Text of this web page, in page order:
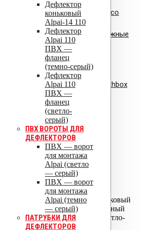
Дефлектор
коньковый
Alpai-14 110
Дефлектор
Alpai 110
ПВХ —
фланец
(темно-серый)
Дефлектор
Alpai 110
ПВХ —
фланец
(светло-
серый)
ПВХ ВОРОТЫ ДЛЯ
ДЕФЛЕКТОРОВ
ПВХ — ворот
для монтажа
Alpai (светло
— серый)
ПВХ — ворот
для монтажа
Alpai (темно
— серый)
ПАТРУБКИ ДЛЯ
ДЕФЛЕКТОРОВ
Сертификат соответствия Croco
Сертификат соответствия: крепежные
элементы
Сертификат соответствия:
вентиляционная установка Healthbox
ISO 9001
ISO 14001
ALIPAI ДЕФЛЕКТОРЫ
ALIPAI-075 дефлектор
ALIPAI-075 дефлектор коньковый
ALIPAI-110 дефлектор - Черный
ALIPAI-110 дефлектор - Светло-
серый